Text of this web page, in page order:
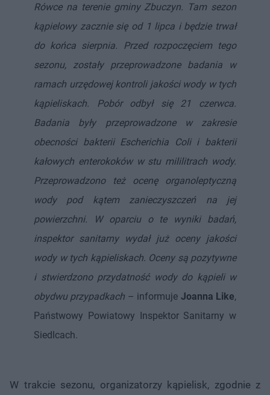
Rówce na terenie gminy Zbuczyn. Tam sezon
kąpielowy zacznie się od 1 lipca i będzie trwał
do końca sierpnia. Przed rozpoczęciem tego
sezonu, zostały przeprowadzone badania w
ramach urzędowej kontroli jakości wody w tych
kąpieliskach. Pobór odbył się 21 czerwca.
Badania były przeprowadzone w zakresie
obecności bakterii Escherichia Coli i bakterii
kałowych enterokoków w stu mililitrach wody.
Przeprowadzono też ocenę organoleptyczną
wody pod kątem zanieczyszczeń na jej
powierzchni. W oparciu o te wyniki badań,
inspektor sanitarny wydał już oceny jakości
wody w tych kąpieliskach. Oceny są pozytywne
i stwierdzono przydatność wody do kąpieli w
obydwu przypadkach – informuje Joanna Like,
Państwowy Powiatowy Inspektor Sanitarny w
Siedlcach.
W trakcie sezonu, organizatorzy kąpielisk, zgodnie z